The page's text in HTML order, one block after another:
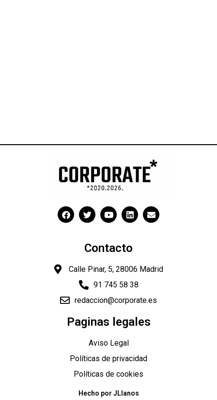
Contacto
Calle Pinar, 5, 28006 Madrid
91 745 58 38
redaccion@corporate.es
Paginas legales
Aviso Legal
Políticas de privacidad
Políticas de cookies
Hecho por JLlanos